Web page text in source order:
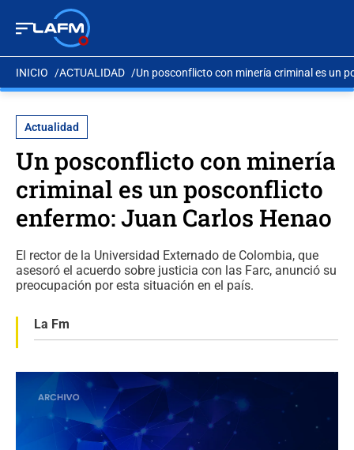
INICIO ACTUALIDAD Un posconflicto con minería criminal es un
Actualidad
Un posconflicto con minería
criminal es un posconflicto
enfermo: Juan Carlos Henao
El rector de la Universidad Externado de Colombia, que
asesoró el acuerdo sobre justicia con las Farc, anunció su
preocupación por esta situación en el país.
La Fm